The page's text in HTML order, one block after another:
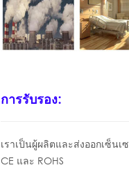
การรับรอง:
เราเป็นผู้ผลิตและส่งออกเซ็น
CE และ ROHS